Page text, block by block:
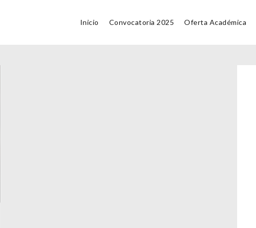
Inicio Convocatoria 2025 Oferta Académica